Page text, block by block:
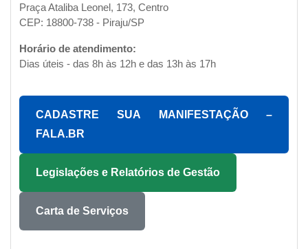
Praça Ataliba Leonel, 173, Centro
CEP: 18800-738 - Piraju/SP
Horário de atendimento:
Dias úteis - das 8h às 12h e das 13h às 17h
CADASTRE SUA MANIFESTAÇÃO –
FALA.BR
Legislações e Relatórios de Gestão
Carta de Serviços